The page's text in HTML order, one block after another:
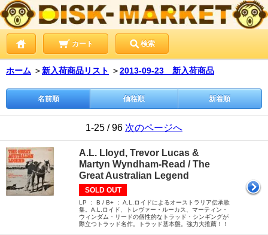
カート 検索
ホーム ＞ 新入荷商品リスト ＞2013-09-23 新入荷商品
名前順 価格順 新着順
1-25 / 96 次のページへ
A.L. Lloyd, Trevor Lucas &
Martyn Wyndham-Read / The
Great Australian Legend
SOLD OUT
LP ： B / B+ ： A.L.ロイドによるオーストラリア伝承歌
集。A.L.ロイド、トレヴァー・ルーカス、マーティン・
ウィンダム・リードの個性的なトラッド・シンギングが
際立つトラッド名作。トラッド基本盤。強力大推薦！！